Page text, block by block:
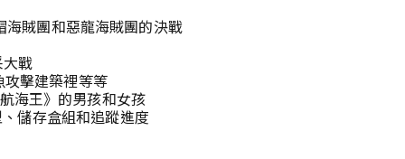
賊團和惡龍海賊團的決戰
戰
擊建築裡等等
海王》的男孩和女孩
儲存盒組和追蹤進度